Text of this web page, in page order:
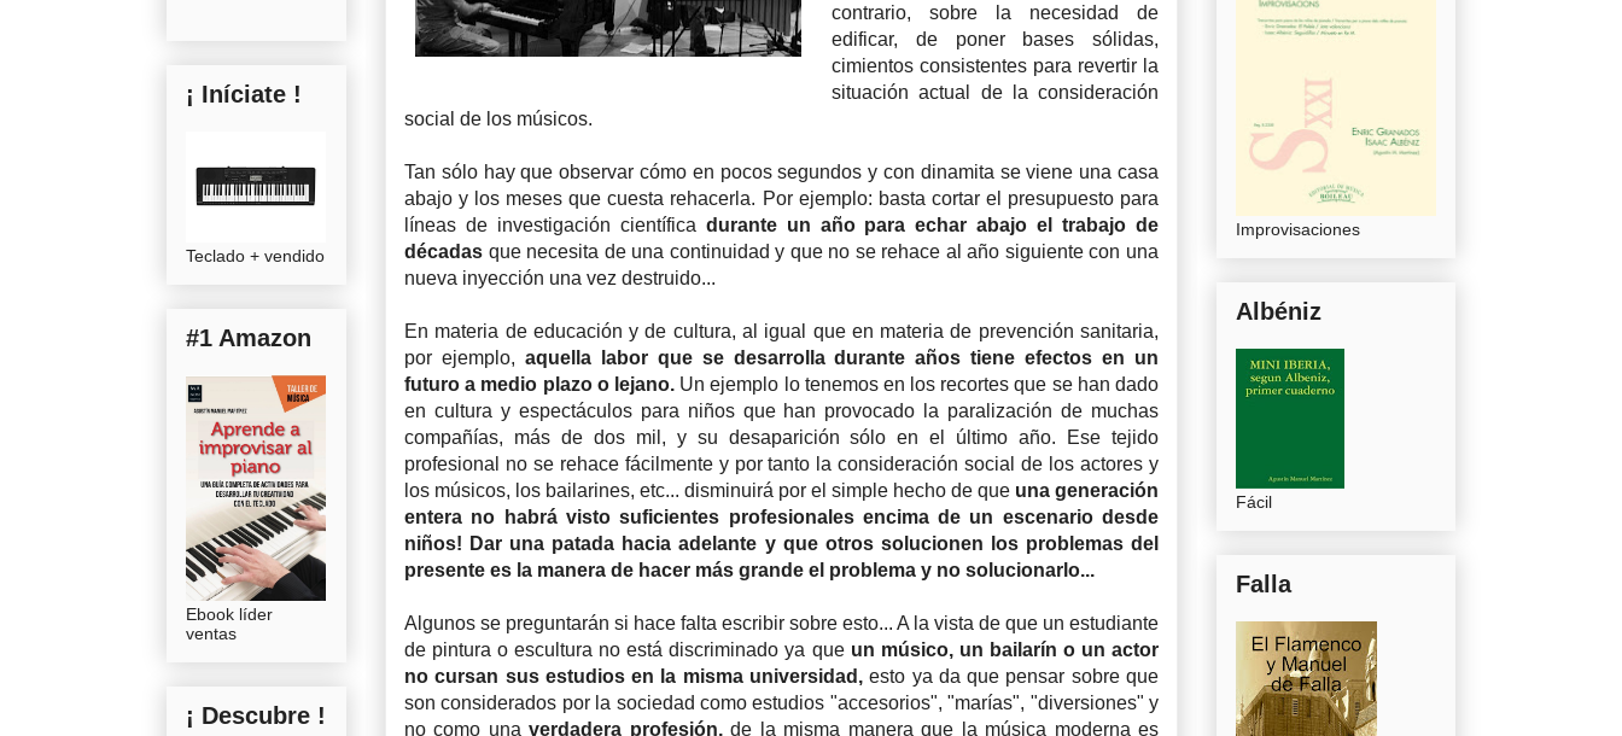
contrario, sobre la necesidad de
edificar, de poner bases sólidas,
cimientos consistentes para revertir la
situación actual de la consideración
social de los músicos.
Tan sólo hay que observar cómo en pocos segundos y con dinamita se viene una casa
abajo y los meses que cuesta rehacerla. Por ejemplo: basta cortar el presupuesto para
líneas de investigación científica durante un año para echar abajo el trabajo de
décadas que necesita de una continuidad y que no se rehace al año siguiente con una
nueva inyección una vez destruido...
En materia de educación y de cultura, al igual que en materia de prevención sanitaria,
por ejemplo, aquella labor que se desarrolla durante años tiene efectos en un
futuro a medio plazo o lejano. Un ejemplo lo tenemos en los recortes que se han dado
en cultura y espectáculos para niños que han provocado la paralización de muchas
compañías, más de dos mil, y su desaparición sólo en el último año. Ese tejido
profesional no se rehace fácilmente y por tanto la consideración social de los actores y
los músicos, los bailarines, etc... disminuirá por el simple hecho de que una generación
entera no habrá visto suficientes profesionales encima de un escenario desde
niños! Dar una patada hacia adelante y que otros solucionen los problemas del
presente es la manera de hacer más grande el problema y no solucionarlo...
Algunos se preguntarán si hace falta escribir sobre esto... A la vista de que un estudiante
de pintura o escultura no está discriminado ya queun músico, un bailarín o un actor
no cursan sus estudios en la misma universidad, esto ya da que pensar sobre que
son considerados por la sociedad como estudios "accesorios", "marías", "diversiones" y
no como unaverdadera profesión,de la misma manera que la música moderna es
¡ Iníciate !
Teclado + vendido
#1 Amazon
Ebook líder
ventas
¡ Descubre !
Improvisaciones
Albéniz
Fácil
Falla